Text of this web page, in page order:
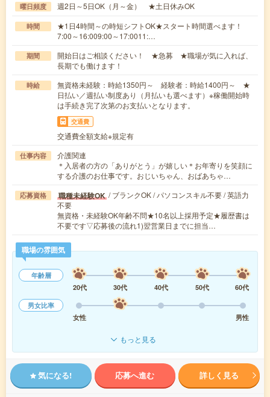
曜日頻度 週2日～5日OK（月～金） ★土日休みOK
時間
★1日4時間～の時短シフトOK★スタート時間選べます！
7:00～16:009:00～17:0011:…
期間
開始日はご相談ください！ ★急募 ★職場が気に入れば、
長期でも働けます！
時給
無資格未経験：時給1350円～ 経験者：時給1400円～ ★
日払い／週払い制度あり（月払いも選べます）※稼働開始時
は手続き完了次第のお支払いとなります。
交通費
交通費全額支給※規定有
仕事内容
介護関連
＊入居者の方の「ありがとう」が嬉しい＊お年寄りを笑顔に
する介護のお仕事です。おじいちゃん、おばあちゃ…
応募資格 職種未経験OK / ブランクOK / パソコンスキル不要 / 英語力
不要
無資格・未経験OK年齢不問★10名以上採用予定★履歴書は
不要です▽応募後の流れ1)翌営業日までに担当…
職場の雰囲気
年齢層
20代
30代 40代 50代
60代
男女比率
女性
男性
もっと見る
気になる! 応募へ進む 詳しく見る